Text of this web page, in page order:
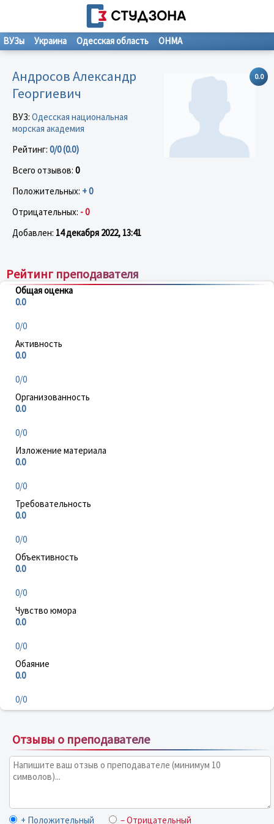
ВУЗы Украина Одесская область ОНМА
0.0
Андросов Александр
Георгиевич
ВУЗ: Одесская национальная
морская академия
Рейтинг: 0/0 (0.0)
Всего отзывов: 0
Положительных: + 0
Отрицательных: - 0
Добавлен: 14 декабря 2022, 13:41
Рейтинг преподавателя
Общая оценка
0.0
0/0
Активность
0.0
0/0
Организованность
0.0
0/0
Изложение материала
0.0
0/0
Требовательность
0.0
0/0
Объективность
0.0
0/0
Чувство юмора
0.0
0/0
Обаяние
0.0
0/0
Отзывы о преподавателе
+ Положительный – Отрицательный